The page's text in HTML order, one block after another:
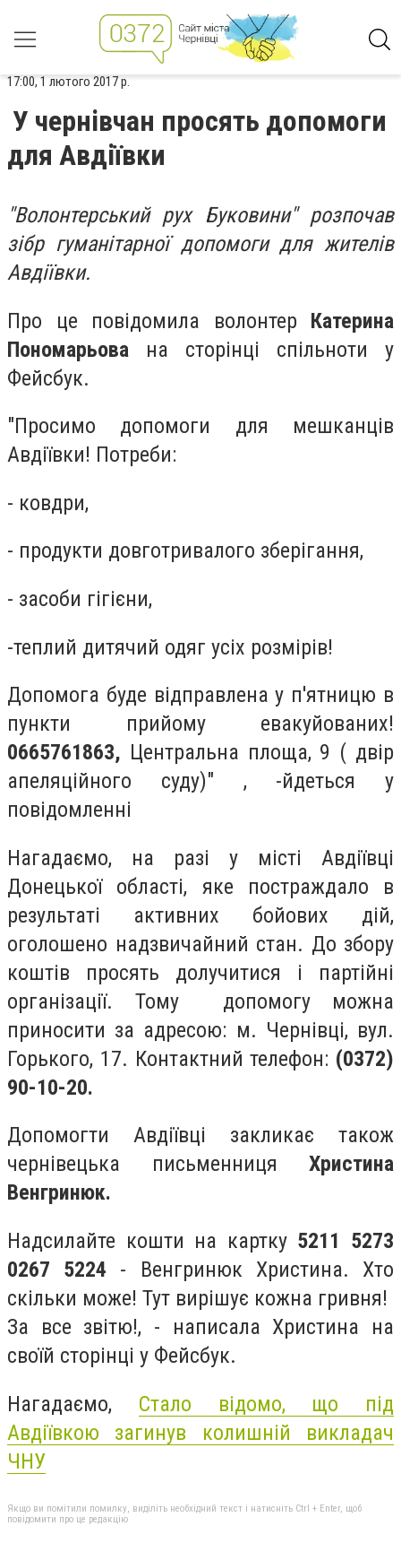
17:00, 1 лютого 2017 р.
У чернівчан просять допомоги
для Авдіївки
"Волонтерський рух Буковини" розпочав
зібр гуманітарної допомоги для жителів
Авдіївки.
Про це повідомила волонтер Катерина
Пономарьова на сторінці спільноти у
Фейсбук.
"Просимо допомоги для мешканців
Авдіївки! Потреби:
- ковдри,
- продукти довготривалого зберігання,
- засоби гігієни,
-теплий дитячий одяг усіх розмірів!
Допомога буде відправлена у п'ятницю в
пункти прийому евакуйованих!
0665761863, Центральна площа, 9 ( двір
апеляційного суду)" , -йдеться у
повідомленні
Нагадаємо, на разі у місті Авдіївці
Донецької області, яке постраждало в
результаті активних бойових дій,
оголошено надзвичайний стан. До збору
коштів просять долучитися і партійні
організації. Тому допомогу можна
приносити за адресою: м. Чернівці, вул.
Горького, 17. Контактний телефон: (0372)
90-10-20.
Допомогти Авдіївці закликає також
чернівецька письменниця Христина
Венгринюк.
Надсилайте кошти на картку5211 5273
0267 5224 - Венгринюк Христина. Хто
скільки може! Тут вирішує кожна гривня!
За все звітю!, - написала Христина на
своїй сторінці у Фейсбук.
Нагадаємо, Стало відомо, що під
Авдіївкою загинув колишній викладач
ЧНУ
Якщо ви помітили помилку, виділіть необхідний текст і натисніть Ctrl + Enter, щоб
повідомити про це редакцію